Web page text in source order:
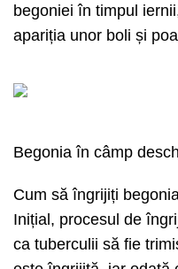
begoniei în timpul
apariția unor boli și
Begonia în câmp
Cum să îngrijiți
Inițial, procesul de
ca tuberculii să fie